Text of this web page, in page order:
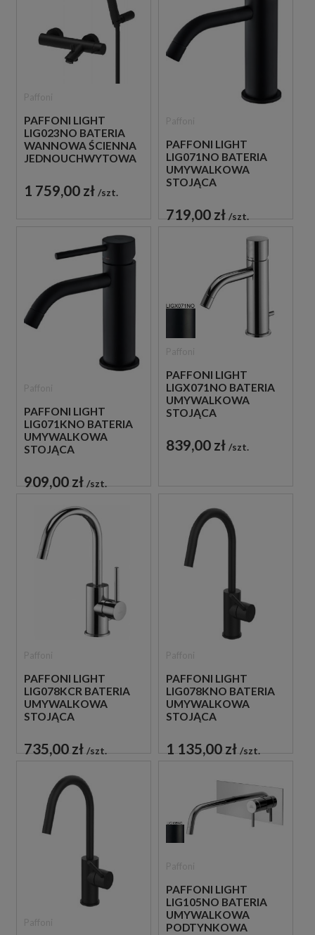
PAFFONI LIGHT
LIG023NO BATERIA
WANNOWA ŚCIENNA
JEDNOUCHWYTOWA
1 759,00 zł szt.
PAFFONI LIGHT
LIG071NO BATERIA
UMYWALKOWA
STOJĄCA
CZARNA
719,00 zł szt.
PAFFONI LIGHT
LIG071KNO BATERIA
UMYWALKOWA
STOJĄCA
CZARNA
909,00 zł szt.
PAFFONI LIGHT
LIGX071NO BATERIA
UMYWALKOWA
STOJĄCA
CZARNA
839,00 zł szt.
PAFFONI LIGHT
LIG078KCR BATERIA
UMYWALKOWA
STOJĄCA
CHROM
735,00 zł szt.
PAFFONI LIGHT
LIG078KNO BATERIA
UMYWALKOWA
STOJĄCA
CZARNA
1 135,00 zł szt.
PAFFONI LIGHT
LIG105NO BATERIA
UMYWALKOWA
PODTYNKOWA